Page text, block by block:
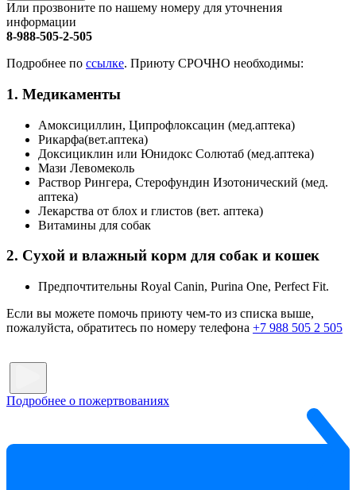
Или прозвоните по нашему номеру для уточнения
информации
8-988-505-2-505
Подробнее по ссылке. Приюту СРОЧНО необходимы:
1. Медикаменты
Амоксициллин, Ципрофлоксацин (мед.аптека)
Рикарфа(вет.аптека)
Доксициклин или Юнидокс Солютаб (мед.аптека)
Мази Левомеколь
Раствор Рингера, Стерофундин Изотонический (мед.
аптека)
Лекарства от блох и глистов (вет. аптека)
Витамины для собак
2. Сухой и влажный корм для собак и кошек
Предпочтительны Royal Canin, Purina One, Perfect Fit.
Если вы можете помочь приюту чем-то из списка выше,
пожалуйста, обратитесь по номеру телефона +7 988 505 2 505
Подробнее о пожертвованиях